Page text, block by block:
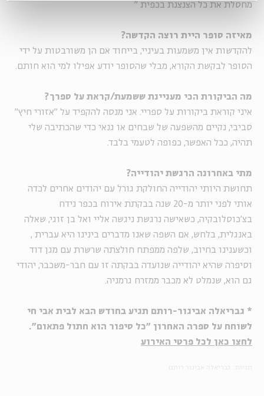
מחסלת את כל הצנצנת בכפית "
מאיזה סופר היית רוצה הקדשה?
להקדשות אין משמעות בעיניי, בייחוד אם הן משורבטות על ידי
הסופר לבקשת הקורא, מבלי שהסופר יודע אפילו למי הוא חותם.
מה הביקורת הכי מעניינת ששמעת/קראת על ספרך?
איני קוראת ביקורות על ספריי. אני מנסה להקפיד על "אזורי חיץ"
סביבי, נקיים מהשפעה של שבחים או גנאי כדי שהכתיבה שלי
תהיה, ככל האפשר, כפופה לטעמי בלבד.
מתי באחרונה הרגשת יהודייה?
תחושת היותי יהודייה החולקת גורל עם יהודים אחרים לכדה
אותי לפני יותר מ-20 שנה בבקתת אירוח בכפר נידח
בצ'כוסלובקיה, כשאישה נרגשת ניגשה אליי ואל בן זוגי, שאלה
באנגלית, בלחש, אם השפה שאנו מדברים בינינו היא עברית ,
וכשענינו בחיוב, שלפה ממפתח חולצתה שרשרת עם מגן דוד
וסיפרה שהיא יהודייה שנועדה בבקתה זו עם חבר-משכבר, יהודי
גם הוא, שנמלט לא מכבר ממזרח גרמניה.
* גבריאלה אביגור-רותם תגיע בחודש הבא לבית אבי חי
לשוחח על ספרה האחרון "כל סיפור הוא חתול פתאום".
לחצו כאן לכל פרטי האירוע